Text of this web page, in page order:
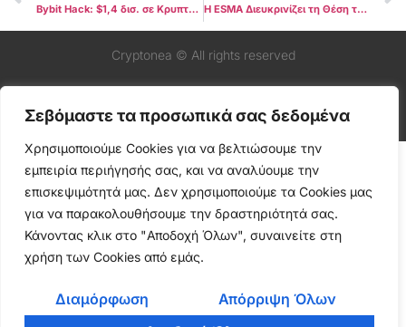
Σεβόμαστε τα προσωπικά σας δεδομένα
Χρησιμοποιούμε Cookies για να βελτιώσουμε την
εμπειρία περιήγησής σας, και να αναλύουμε την
επισκεψιμότητά μας. Δεν χρησιμοποιούμε τα Cookies μας
για να παρακολουθήσουμε την δραστηριότητά σας.
Κάνοντας κλικ στο "Αποδοχή Όλων", συναινείτε στη
χρήση των Cookies από εμάς.
Διαμόρφωση
Απόρριψη Όλων
Bybit Hack: $1,4 δισ. σε Κρυπτονομίσματα Ξεπλένονται σε 10 Ημέρες Η ESMA Διευκρινίζει τη Θέση της για τα Stablecoins που δεν Συμμορφώνονται με το MiCA
Cryptonea © All rights reserved